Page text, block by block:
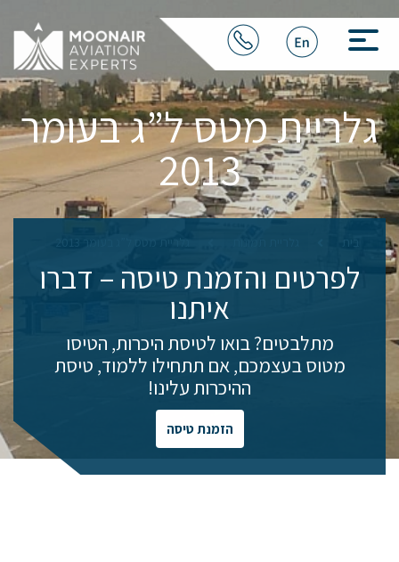
גלריית מטס ל”ג בעומר
2013
גלריית מטס ל”ג בעומר 2013
לפרטים והזמנת טיסה – דברו
איתנו
מתלבטים? בואו לטיסת היכרות, הטיסו
מטוס בעצמכם, אם תתחילו ללמוד, טיסת
ההיכרות עלינו!
הזמנת טיסה